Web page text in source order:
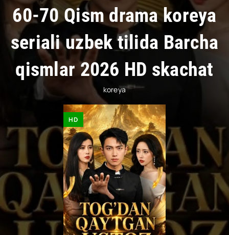
60-70 Qism drama koreya
seriali uzbek tilida Barcha
qismlar 2026 HD skachat
koreya
HD